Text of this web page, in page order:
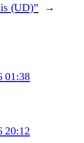
(UD)” →
01:38
20:12